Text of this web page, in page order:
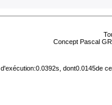
Concept Pascal
dont0.0145de